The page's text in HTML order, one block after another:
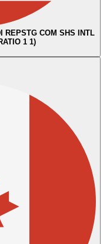
REPSTG COM SHS INTL
1 1)